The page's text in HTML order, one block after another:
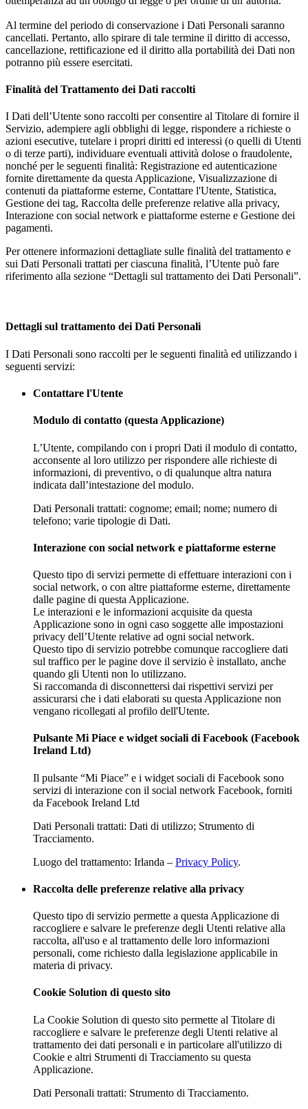
Al termine del periodo di conservazione i Dati Personali saranno
cancellati. Pertanto, allo spirare di tale termine il diritto di accesso,
cancellazione, rettificazione ed il diritto alla portabilità dei Dati non
potranno più essere esercitati.
Finalità del Trattamento dei Dati raccolti
I Dati dell’Utente sono raccolti per consentire al Titolare di fornire il
Servizio, adempiere agli obblighi di legge, rispondere a richieste o
azioni esecutive, tutelare i propri diritti ed interessi (o quelli di Utenti
o di terze parti), individuare eventuali attività dolose o fraudolente,
nonché per le seguenti finalità: Registrazione ed autenticazione
fornite direttamente da questa Applicazione, Visualizzazione di
contenuti da piattaforme esterne, Contattare l'Utente, Statistica,
Gestione dei tag, Raccolta delle preferenze relative alla privacy,
Interazione con social network e piattaforme esterne e Gestione dei
pagamenti.
Per ottenere informazioni dettagliate sulle finalità del trattamento e
sui Dati Personali trattati per ciascuna finalità, l’Utente può fare
riferimento alla sezione “Dettagli sul trattamento dei Dati Personali”.
Dettagli sul trattamento dei Dati Personali
I Dati Personali sono raccolti per le seguenti finalità ed utilizzando i
seguenti servizi:
Contattare l'Utente
Modulo di contatto (questa Applicazione)
L’Utente, compilando con i propri Dati il modulo di contatto,
acconsente al loro utilizzo per rispondere alle richieste di
informazioni, di preventivo, o di qualunque altra natura
indicata dall’intestazione del modulo.
Dati Personali trattati: cognome; email; nome; numero di
telefono; varie tipologie di Dati.
Interazione con social network e piattaforme esterne
Questo tipo di servizi permette di effettuare interazioni con i
social network, o con altre piattaforme esterne, direttamente
dalle pagine di questa Applicazione.
Le interazioni e le informazioni acquisite da questa
Applicazione sono in ogni caso soggette alle impostazioni
privacy dell’Utente relative ad ogni social network.
Questo tipo di servizio potrebbe comunque raccogliere dati
sul traffico per le pagine dove il servizio è installato, anche
quando gli Utenti non lo utilizzano.
Si raccomanda di disconnettersi dai rispettivi servizi per
assicurarsi che i dati elaborati su questa Applicazione non
vengano ricollegati al profilo dell'Utente.
Pulsante Mi Piace e widget sociali di Facebook (Facebook
Ireland Ltd)
Il pulsante “Mi Piace” e i widget sociali di Facebook sono
servizi di interazione con il social network Facebook, forniti
da Facebook Ireland Ltd
Dati Personali trattati: Dati di utilizzo; Strumento di
Tracciamento.
Luogo del trattamento: Irlanda – Privacy Policy.
Raccolta delle preferenze relative alla privacy
Questo tipo di servizio permette a questa Applicazione di
raccogliere e salvare le preferenze degli Utenti relative alla
raccolta, all'uso e al trattamento delle loro informazioni
personali, come richiesto dalla legislazione applicabile in
materia di privacy.
Cookie Solution di questo sito
La Cookie Solution di questo sito permette al Titolare di
raccogliere e salvare le preferenze degli Utenti relative al
trattamento dei dati personali e in particolare all'utilizzo di
Cookie e altri Strumenti di Tracciamento su questa
Applicazione.
Dati Personali trattati: Strumento di Tracciamento.